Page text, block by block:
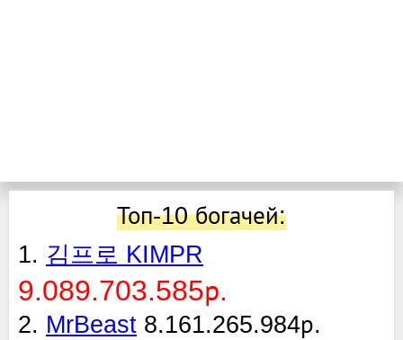
Топ-10 богачей:
1. 김프로 KIMPR
9.089.703.585р.
2. MrBeast 8.161.265.984р.